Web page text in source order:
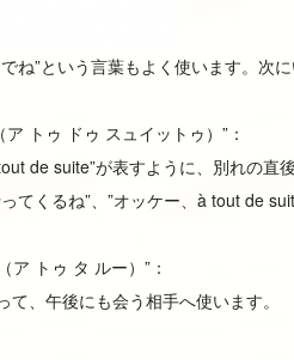
ね”という言葉もよく使います。次
トゥ ドゥ スュイットゥ）”：
de suite”が表すように、別れの直
てくるね”、”オッケー、à tout de
トゥ タ ルー）”：
て、午後にも会う相手へ使います。